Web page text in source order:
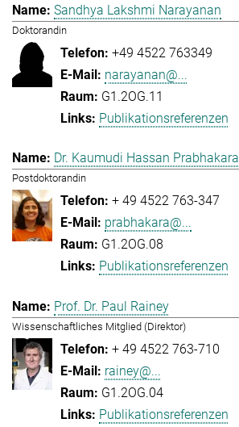
Sandhya Lakshmi Narayanan
Doktorandin
+49 4522 763349
narayanan@...
G1.2OG.11
Publikationsreferenzen
Dr. Kaumudi Hassan Prabhakara
Postdoktorandin
+ 49 4522 763-347
prabhakara@...
G1.2OG.08
Publikationsreferenzen
Prof. Dr. Paul Rainey
Wissenschaftliches Mitglied (Direktor)
+ 49 4522 763-710
rainey@...
G1.2OG.04
Publikationsreferenzen